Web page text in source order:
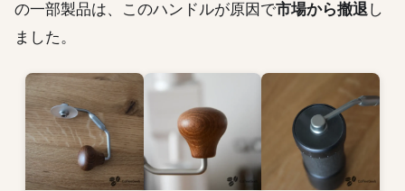
の一部製品は、このハンドルが原因で市場から撤退し
ました。